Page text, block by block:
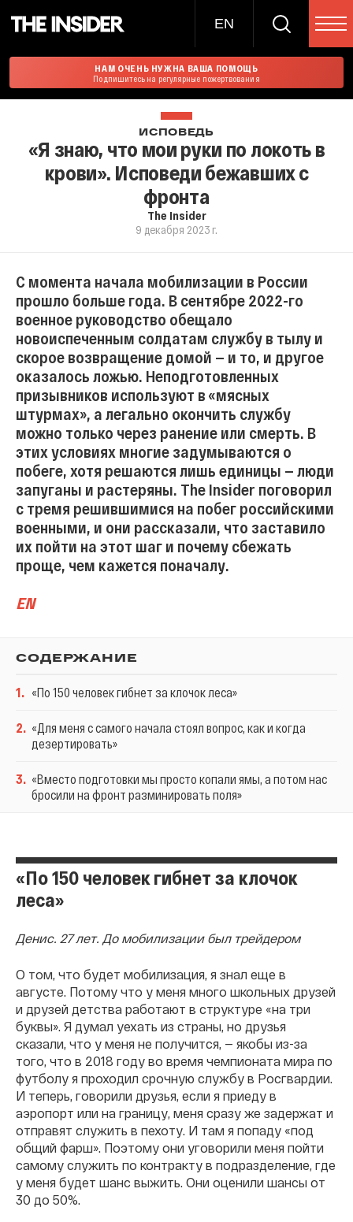
EN
НАМ ОЧЕНЬ НУЖНА ВАША ПОМОЩЬ
Подпишитесь на регулярные пожертвования
ИСПОВЕДЬ
«Я знаю, что мои руки по локоть в
крови». Исповеди бежавших с
фронта
The Insider
9 декабря 2023 г.
С момента начала мобилизации в России
прошло больше года. В сентябре 2022-го
военное руководство обещало
новоиспеченным солдатам службу в тылу и
скорое возвращение домой — и то, и другое
оказалось ложью. Неподготовленных
призывников используют в «мясных
штурмах», а легально окончить службу
можно только через ранение или смерть. В
этих условиях многие задумываются о
побеге, хотя решаются лишь единицы — люди
запуганы и растеряны. The Insider поговорил
с тремя решившимися на побег российскими
военными, и они рассказали, что заставило
их пойти на этот шаг и почему сбежать
проще, чем кажется поначалу.
EN
СОДЕРЖАНИЕ
1. «По 150 человек гибнет за клочок леса»
2. «Для меня с самого начала стоял вопрос, как и когда
дезертировать»
3. «Вместо подготовки мы просто копали ямы, а потом нас
бросили на фронт разминировать поля»
«По 150 человек гибнет за клочок
леса»
Денис. 27 лет. До мобилизации был трейдером
О том, что будет мобилизация, я знал еще в
августе. Потому что у меня много школьных друзей
и друзей детства работают в структуре «на три
буквы». Я думал уехать из страны, но друзья
сказали, что у меня не получится, — якобы из-за
того, что в 2018 году во время чемпионата мира по
футболу я проходил срочную службу в Росгвардии.
И теперь, говорили друзья, если я приеду в
аэропорт или на границу, меня сразу же задержат и
отправят служить в пехоту. И там я попаду «под
общий фарш». Поэтому они уговорили меня пойти
самому служить по контракту в подразделение, где
у меня будет шанс выжить. Они оценили шансы от
30 до 50%.